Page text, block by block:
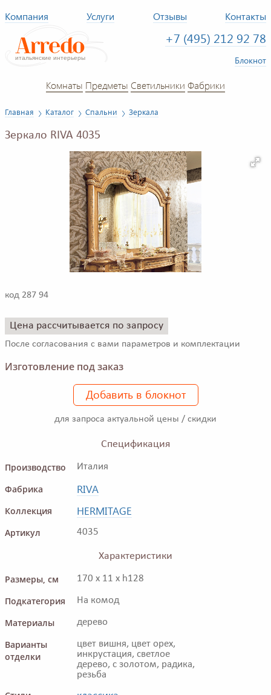
Компания Услуги Отзывы Контакты
+7 (495) 212 92 78
Блокнот
Комнаты Предметы Светильники Фабрики
Главная Каталог Спальни Зеркала
Зеркало RIVA 4035
код 287 94
Цена рассчитывается по запросу
После согласования с вами параметров и комплектации
Изготовление под заказ
Добавить в блокнот
для запроса актуальной цены / скидки
Спецификация
Производство
Италия
Фабрика RIVA
Коллекция HERMITAGE
Артикул 4035
Характеристики
Размеры, см
170 x 11 x h128
Подкатегория На комод
Материалы дерево
Варианты
отделки
цвет вишня, цвет орех,
инкрустация, светлое
дерево, с золотом, радика,
резьба